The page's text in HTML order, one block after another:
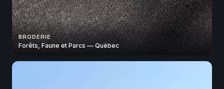
BRODERIE
Forêts, Faune et Parcs — Québec